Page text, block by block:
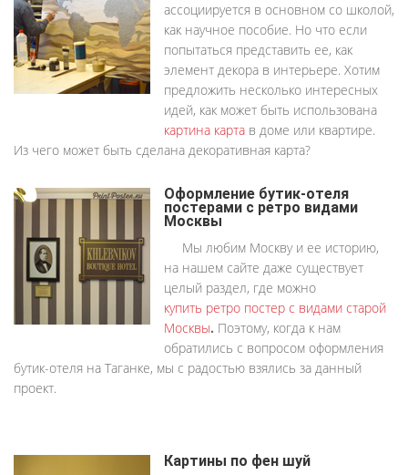
ассоциируется в основном со школой,
как научное пособие. Но что если
попытаться представить ее, как
элемент декора в интерьере. Хотим
предложить несколько интересных
идей, как может быть использована
картина карта в доме или квартире.
Из чего может быть сделана декоративная карта?
Оформление бутик-отеля
постерами с ретро видами
Москвы
Мы любим Москву и ее историю,
на нашем сайте даже существует
целый раздел, где можно
купить ретро постер с видами старой
Москвы. Поэтому, когда к нам
обратились с вопросом оформления
бутик-отеля на Таганке, мы с радостью взялись за данный
проект.
Картины по фен шуй